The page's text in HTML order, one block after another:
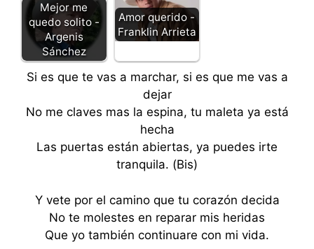
Mejor me
quedo solito -
Argenis
Sánchez
Amor querido -
Franklin Arrieta
Si es que te vas a marchar, si es que me vas a
dejar
No me claves mas la espina, tu maleta ya está
hecha
Las puertas están abiertas, ya puedes irte
tranquila. (Bis)
Y vete por el camino que tu corazón decida
No te molestes en reparar mis heridas
Que yo también continuare con mi vida.